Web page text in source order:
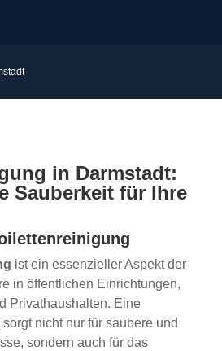
in Darmstadt:
Sauberkeit für Ihre
ist ein essenzieller Aspekt der
in öffentlichen Einrichtungen,
Privathaushalten. Eine
nicht nur für saubere und
sondern auch für das